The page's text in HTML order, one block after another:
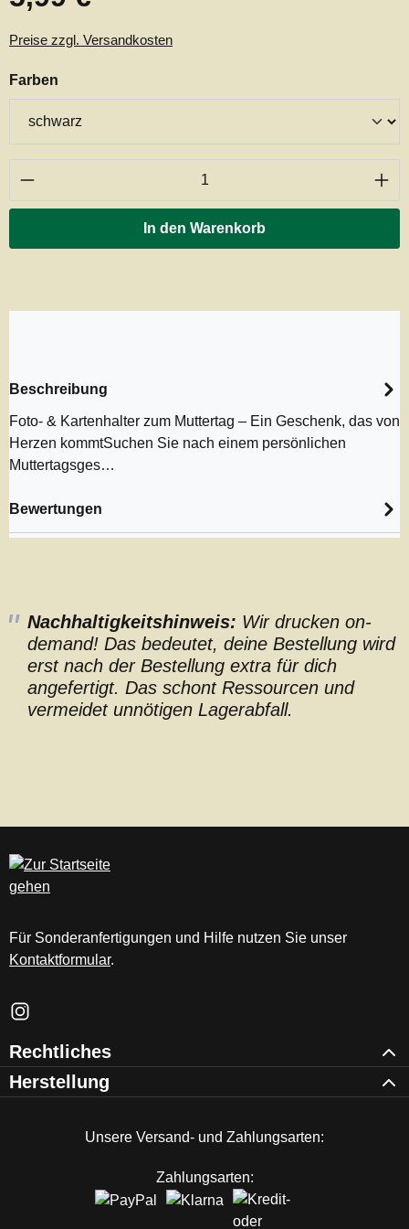
Preise zzgl. Versandkosten
Farben
Produkt Anzahl: Gib den gewünschten
In den Warenkorb
Beschreibung
Foto- & Kartenhalter zum Muttertag – Ein Geschenk, das von
Herzen kommtSuchen Sie nach einem persönlichen
Muttertagsges…
Bewertungen
Nachhaltigkeitshinweis: Wir drucken on-
demand! Das bedeutet, deine Bestellung wird
erst nach der Bestellung extra für dich
angefertigt. Das schont Ressourcen und
vermeidet unnötigen Lagerabfall.
Für Sonderanfertigungen und Hilfe nutzen Sie unser
Kontaktformular.
Schau auf Instagram vorbei – öffnet in neuem Tab (externer
Rechtliches
Herstellung
Unsere Versand- und Zahlungsarten:
Zahlungsarten: